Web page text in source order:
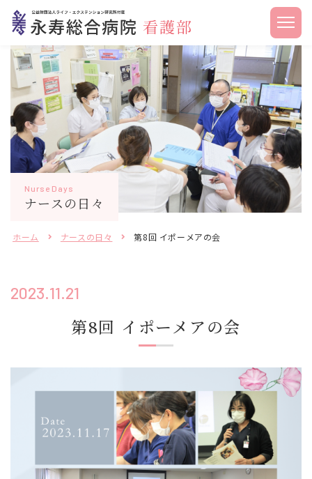
Nurse Days
ナースの日々
ホーム ナースの日々 第8回 イポーメアの会
2023.11.21
第8回 イポーメアの会